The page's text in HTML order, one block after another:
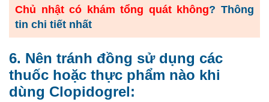
Chủ nhật có khám tổng quát không? Thông
tin chi tiết nhất
6. Nên tránh đồng sử dụng các
thuốc hoặc thực phẩm nào khi
dùng Clopidogrel: